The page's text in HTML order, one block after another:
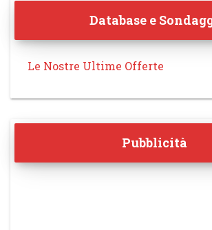
Database e
Le Nostre Ultime Offerte
Pubblicità